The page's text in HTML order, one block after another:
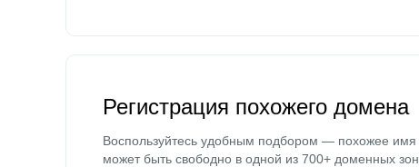
Регистрация похожего домена
Воспользуйтесь удобным подбором — похожее имя
может быть свободно в одной из 700+ доменных зон.